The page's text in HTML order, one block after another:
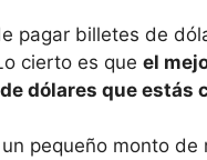
pagar billetes de
cierto es que el
dólares que estás
pequeño monto